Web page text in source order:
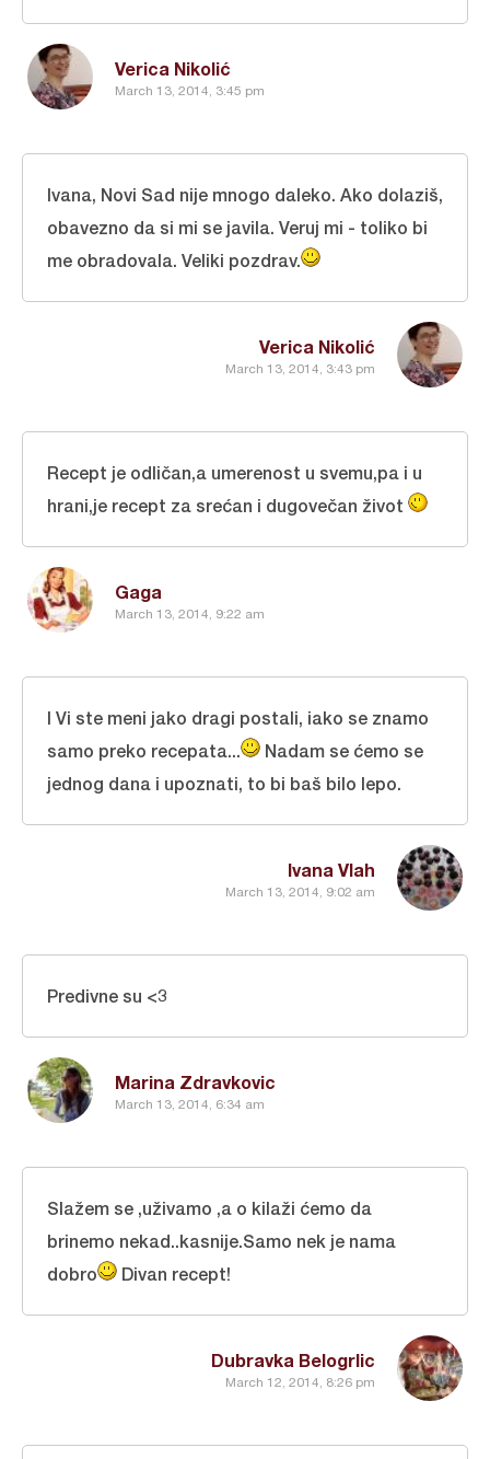
Verica Nikolić
March 13, 2014, 3:45 pm
Verica Nikolić
March 13, 2014, 3:43 pm
Ivana, Novi Sad nije mnogo daleko. Ako dolaziš,
obavezno da si mi se javila. Veruj mi - toliko bi
me obradovala. Veliki pozdrav.
Gaga
March 13, 2014, 9:22 am
Recept je odličan,a umerenost u svemu,pa i u
hrani,je recept za srećan i dugovečan život
Ivana Vlah
March 13, 2014, 9:02 am
I Vi ste meni jako dragi postali, iako se znamo
samo preko recepata...
Nadam se ćemo se
jednog dana i upoznati, to bi baš bilo lepo.
Marina Zdravkovic
March 13, 2014, 6:34 am
Predivne su <3
Dubravka Belogrlic
March 12, 2014, 8:26 pm
Slažem se ,uživamo ,a o kilaži ćemo da
brinemo nekad..kasnije.Samo nek je nama
dobro
Divan recept!